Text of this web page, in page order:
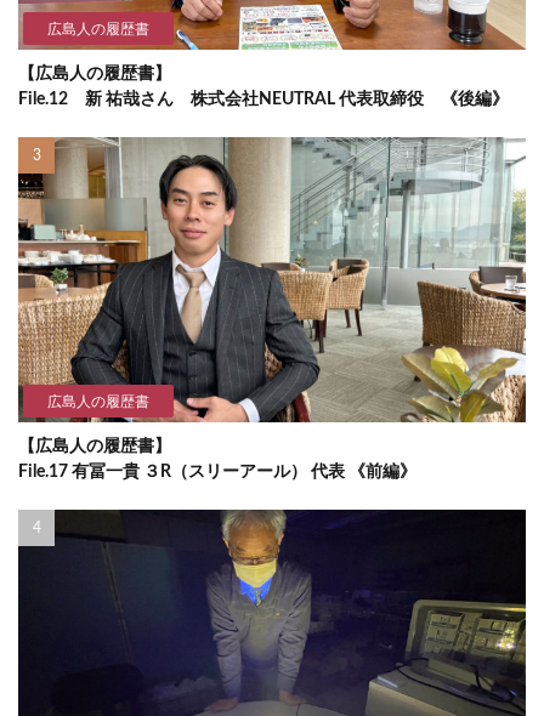
広島人の履歴書
【広島人の履歴書】
File.12 新 祐哉さん 株式会社NEUTRAL 代表取締役 《後編》
広島人の履歴書
【広島人の履歴書】
File.17 有冨一貴 ３R（スリーアール） 代表 《前編》